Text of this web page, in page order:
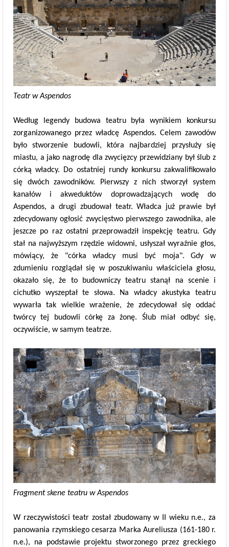
Teatr w Aspendos
Według legendy budowa teatru była wynikiem konkursu
zorganizowanego przez władcę Aspendos. Celem zawodów
było stworzenie budowli, która najbardziej przysłuży się
miastu, a jako nagrodę dla zwycięzcy przewidziany był ślub z
córką władcy. Do ostatniej rundy konkursu zakwalifikowało
się dwóch zawodników. Pierwszy z nich stworzył system
kanałów i akweduktów doprowadzających wodę do
Aspendos, a drugi zbudował teatr. Władca już prawie był
zdecydowany ogłosić zwycięstwo pierwszego zawodnika, ale
jeszcze po raz ostatni przeprowadził inspekcję teatru. Gdy
stał na najwyższym rzędzie widowni, usłyszał wyraźnie głos,
mówiący, że "córka władcy musi być moja". Gdy w
zdumieniu rozglądał się w poszukiwaniu właściciela głosu,
okazało się, że to budowniczy teatru stanął na scenie i
cichutko wyszeptał te słowa. Na władcy akustyka teatru
wywarła tak wielkie wrażenie, że zdecydował się oddać
twórcy tej budowli córkę za żonę. Ślub miał odbyć się,
oczywiście, w samym teatrze.
Fragment skene teatru w Aspendos
W rzeczywistości teatr został zbudowany w II wieku n.e., za
panowania rzymskiego cesarza Marka Aureliusza (161-180 r.
n.e.), na podstawie projektu stworzonego przez greckiego